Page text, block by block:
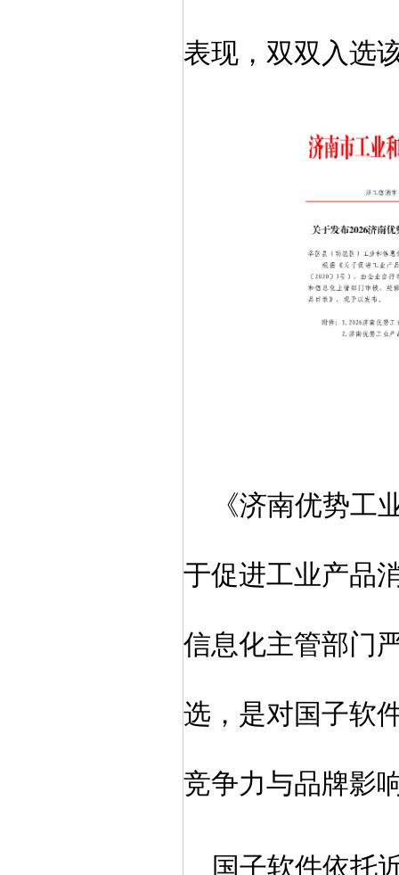
表现，双双入选
《济南优势工
于促进工业产品
信息化主管部门
选，是对国子软
竞争力与品牌影
国子软件依托